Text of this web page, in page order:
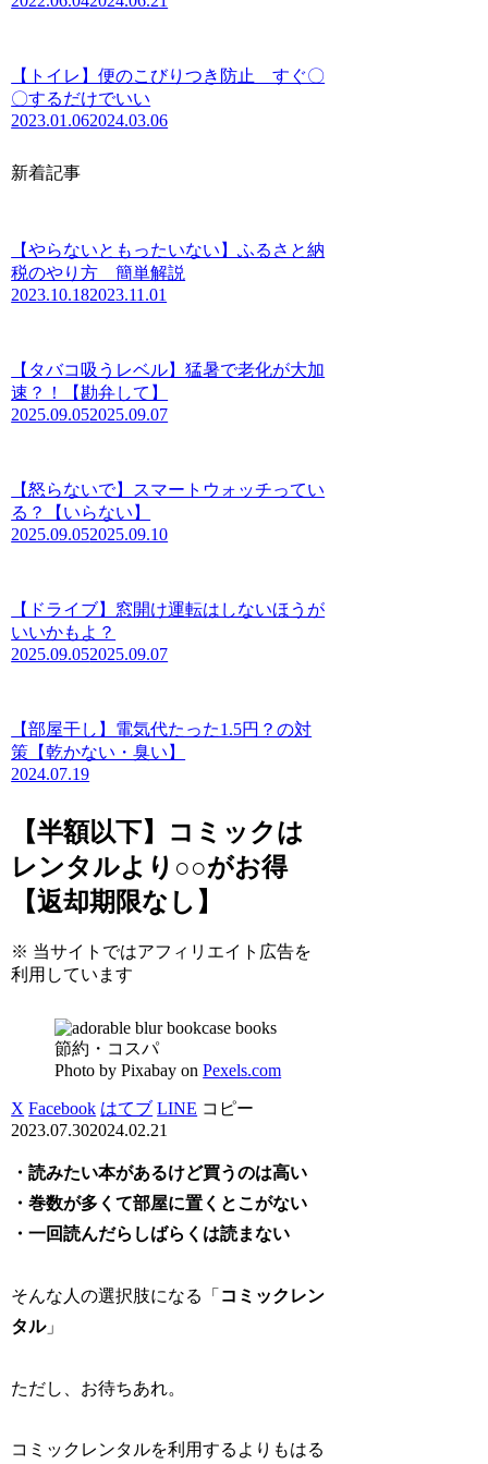
【トイレ】便のこびりつき防止 すぐ〇
〇するだけでいい
2023.01.062024.03.06
新着記事
【やらないともったいない】ふるさと納
税のやり方 簡単解説
2023.10.182023.11.01
【タバコ吸うレベル】猛暑で老化が大加
速？！【勘弁して】
2025.09.052025.09.07
【怒らないで】スマートウォッチってい
る？【いらない】
2025.09.052025.09.10
【ドライブ】窓開け運転はしないほうが
いいかもよ？
2025.09.052025.09.07
【部屋干し】電気代たった1.5円？の対
策【乾かない・臭い】
2024.07.19
【半額以下】コミックは
レンタルより○○がお得
【返却期限なし】
※ 当サイトではアフィリエイト広告を
利用しています
節約・コスパ
Photo by Pixabay onPexels.com
X Facebook はてブ LINE コピー
2023.07.302024.02.21
・読みたい本があるけど買うのは高い
・巻数が多くて部屋に置くとこがない
・一回読んだらしばらくは読まない
そんな人の選択肢になる「 コミックレン
タル」
ただし、お待ちあれ。
コミックレンタルを利用するよりもはる